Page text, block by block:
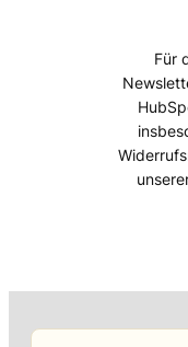
Für